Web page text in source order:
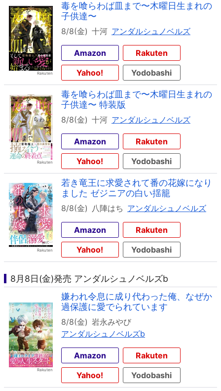
毒を喰らわば皿まで〜木曜日生まれの
子供達〜
8/8(金) 十河 アンダルシュノベルズ
Amazon
Rakuten
Yahoo!
Yodobashi
毒を喰らわば皿まで〜木曜日生まれの
子供達〜 特装版
8/8(金) 十河 アンダルシュノベルズ
Amazon
Rakuten
Yahoo!
Yodobashi
若き竜王に求愛されて番の花嫁になり
ました ゼジニアの白い揺籠
8/8(金) 八陣はち アンダルシュノベルズ
Amazon
Rakuten
Yahoo!
Yodobashi
8月8日(金)発売 アンダルシュノベルズb
嫌われ令息に成り代わった俺、なぜか
過保護に愛でられています
8/8(金) 岩永みやび
アンダルシュノベルズb
Amazon
Rakuten
Yahoo!
Yodobashi